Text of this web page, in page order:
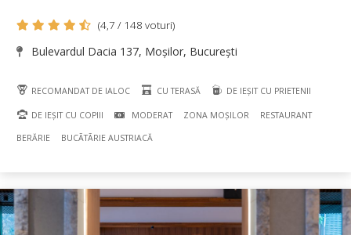
(4,7 / 148 voturi)
Bulevardul Dacia 137, Moșilor, București
RECOMANDAT DE IALOC CU TERASĂ DE IEȘIT CU PRIETENII
DE IEȘIT CU COPIII MODERAT ZONA MOȘILOR RESTAURANT
BERĂRIE BUCÃTÃRIE AUSTRIACĂ